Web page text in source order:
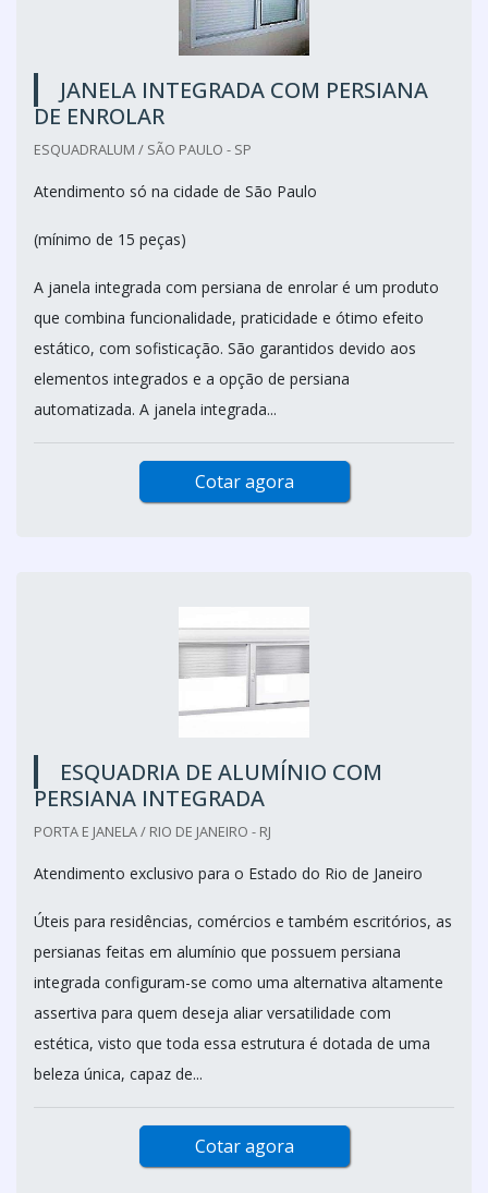
JANELA INTEGRADA COM PERSIANA
DE ENROLAR
ESQUADRALUM / SÃO PAULO - SP
Atendimento só na cidade de São Paulo
(mínimo de 15 peças)
A janela integrada com persiana de enrolar é um produto
que combina funcionalidade, praticidade e ótimo efeito
estático, com sofisticação. São garantidos devido aos
elementos integrados e a opção de persiana
automatizada. A janela integrada...
Cotar agora
ESQUADRIA DE ALUMÍNIO COM
PERSIANA INTEGRADA
PORTA E JANELA / RIO DE JANEIRO - RJ
Atendimento exclusivo para o Estado do Rio de Janeiro
Úteis para residências, comércios e também escritórios, as
persianas feitas em alumínio que possuem persiana
integrada configuram-se como uma alternativa altamente
assertiva para quem deseja aliar versatilidade com
estética, visto que toda essa estrutura é dotada de uma
beleza única, capaz de...
Cotar agora